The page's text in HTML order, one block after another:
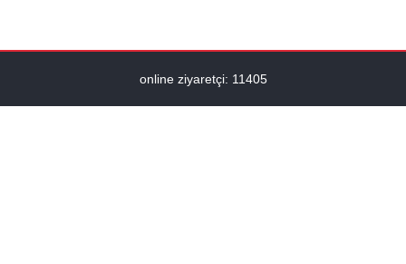
online ziyaretçi: 11405